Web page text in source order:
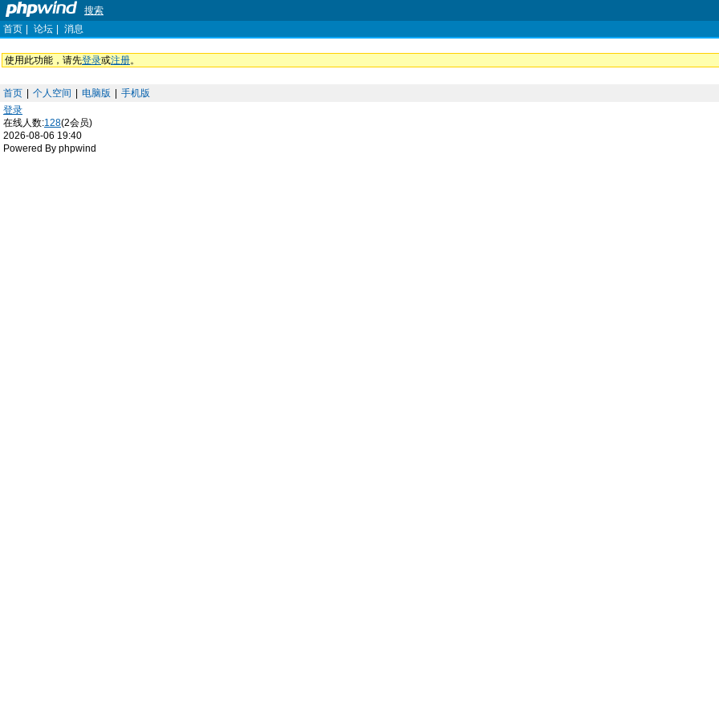
搜索
首页
论坛 消息
使用此功能，请先登录或注册。
首页 个人空间 电脑版
手机版
登录
在线人数:128(2会员)
2026-08-06 19:40
Powered By phpwind